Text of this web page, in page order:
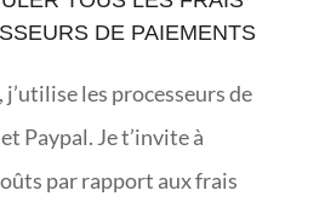
DE PAIEMENTS
les processeurs de
Paypal. Je t’invite à
par rapport aux frais